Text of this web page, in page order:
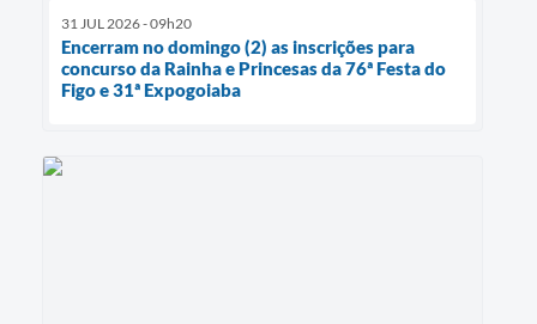
31 JUL 2026 - 09h20
Encerram no domingo (2) as inscrições para
concurso da Rainha e Princesas da 76ª Festa do
Figo e 31ª Expogoiaba